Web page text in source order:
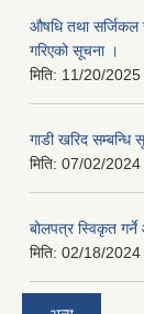
औषधि तथा सर्जिकल
गरिएको सूचना ।
मिति: 11/20/
गाडी खरिद सम्बन्धि
मिति: 07/02/
बोलपत्र स्विकृत
मिति: 02/18/2024